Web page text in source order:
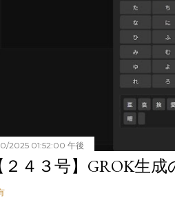
2025 01:52:00 午後
２４３号】GROK生